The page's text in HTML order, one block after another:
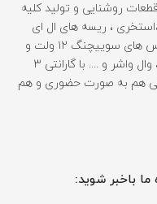
روشنایی و تولید کلیه
،استخری ، ریسه های ال ای
، ترانس های سوییچنگ ۱۲ ولت و
۲۴ ولت ، سنسور های کابینتی ،رشد گیاه ، وال واشر و .... با گارانتی ۳
هم به صورت حضوری و هم
باخبر شوید: